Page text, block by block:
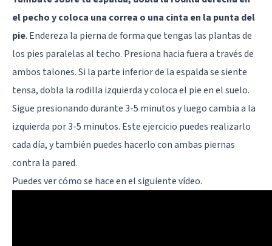
el pecho y coloca una correa o una cinta en la punta del
pie. Endereza la pierna de forma que tengas las plantas de
los pies paralelas al techo. Presiona hacia fuera a través de
ambos talones. Si la parte inferior de la espalda se siente
tensa, dobla la rodilla izquierda y coloca el pie en el suelo.
Sigue presionando durante 3-5 minutos y luego cambia a la
izquierda por 3-5 minutos. Este ejercicio puedes realizarlo
cada día, y también puedes hacerlo con ambas piernas
contra la pared.
Puedes ver cómo se hace en el siguiente vídeo.